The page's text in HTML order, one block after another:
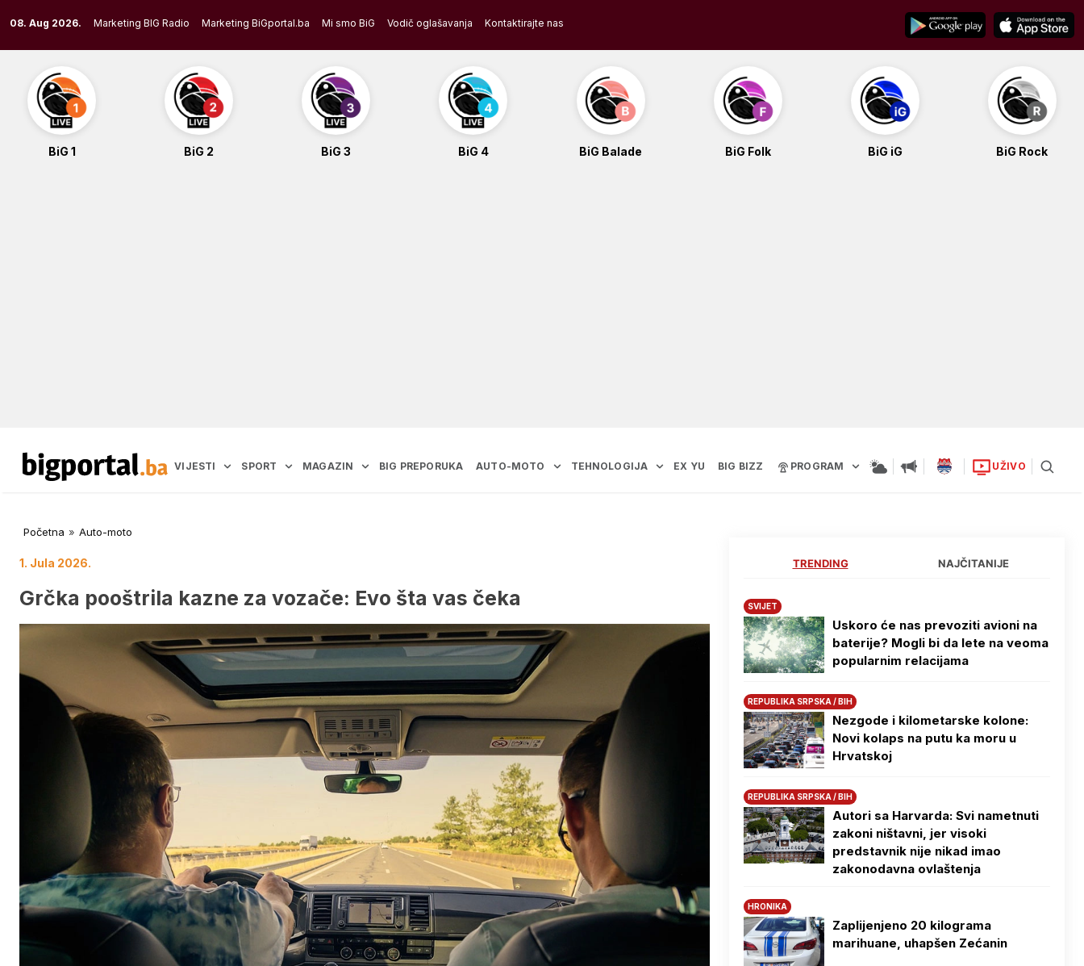
to
content
08. Aug 2026. Marketing BIG Radio Marketing BiGportal.ba Mi smo BiG Vodič oglašavanja Kontaktirajte nas
BiG 1 BiG 2 BiG 3 BiG 4 BiG Balade BiG Folk BiG iG BiG Rock
VIJESTI SPORT MAGAZIN BIG PREPORUKA AUTO-MOTO TEHNOLOGIJA EX YU BIG BIZZ PROGRAM UŽIVO
Početna » Auto-moto
1. Jula 2026.
Grčka pooštrila kazne za vozače: Evo šta vas čeka
TRENDING NAJČITANIJE
SVIJET
Uskoro će nas prevoziti avioni na
baterije? Mogli bi da lete na veoma
popularnim relacijama
REPUBLIKA SRPSKA / BIH
Nezgode i kilometarske kolone:
Novi kolaps na putu ka moru u
Hrvatskoj
REPUBLIKA SRPSKA / BIH
Autori sa Harvarda: Svi nametnuti
zakoni ništavni, jer visoki
predstavnik nije nikad imao
zakonodavna ovlaštenja
HRONIKA
Zaplijenjeno 20 kilograma
marihuane, uhapšen Zećanin